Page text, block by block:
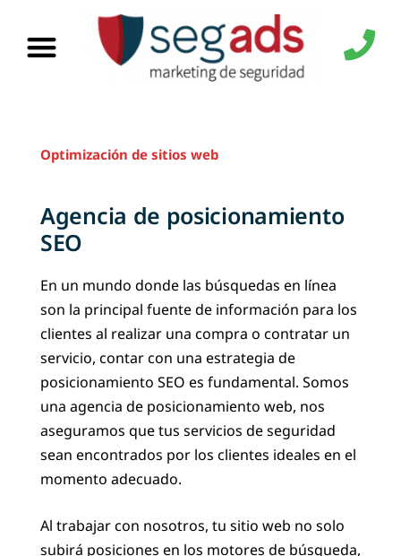
Optimización de sitios web
Agencia de posicionamiento
SEO
En un mundo donde las búsquedas en línea
son la principal fuente de información para los
clientes al realizar una compra o contratar un
servicio, contar con una estrategia de
posicionamiento SEO es fundamental. Somos
una agencia de posicionamiento web, nos
aseguramos que tus servicios de seguridad
sean encontrados por los clientes ideales en el
momento adecuado.
Al trabajar con nosotros, tu sitio web no solo
subirá posiciones en los motores de búsqueda,